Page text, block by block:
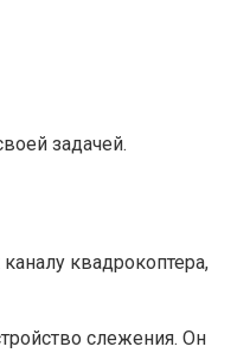
задачей.
квадрокоптера,
слежения. Он